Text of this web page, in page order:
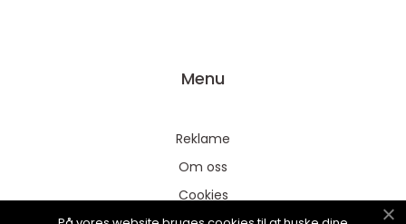
Menu
Reklame
Om oss
Cookies